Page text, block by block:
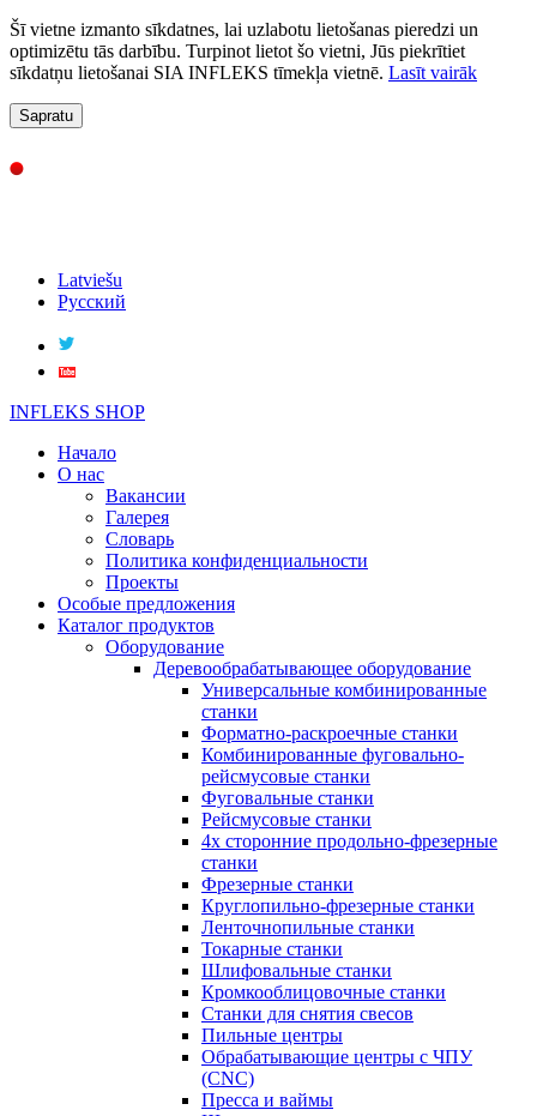
Šī vietne izmanto sīkdatnes, lai uzlabotu lietošanas pieredzi un
optimizētu tās darbību. Turpinot lietot šo vietni, Jūs piekrītiet
sīkdatņu lietošanai SIA INFLEKS tīmekļa vietnē. Lasīt vairāk
Sapratu
Latviešu
Русский
INFLEKS SHOP
Начало
О нас
Вакансии
Галерея
Словарь
Политика конфиденциальности
Проекты
Особые предложения
Каталог продуктов
Оборудование
Деревообрабатывающее оборудование
Универсальные комбинированные
станки
Форматно-раскроечные станки
Комбинированные фуговально-
рейсмусовые станки
Фуговальные станки
Рейсмусовые станки
4х сторонние продольно-фрезерные
станки
Фрезерные станки
Круглопильно-фрезерные станки
Ленточнопильные станки
Токарные станки
Шлифовальные станки
Кромкооблицовочные станки
Станки для снятия свесов
Пильные центры
Обрабатывающие центры с ЧПУ
(CNC)
Пресса и ваймы